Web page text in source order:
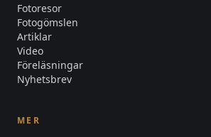
Fotoresor
Fotogömslen
Artiklar
Video
Föreläsningar
Nyhetsbrev
MER